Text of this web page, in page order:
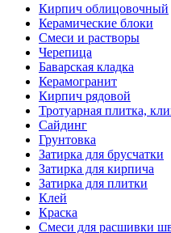
Кирпич облицовочный
Керамические блоки
Смеси и растворы
Черепица
Баварская кладка
Керамогранит
Кирпич рядовой
Тротуарная плитка,
Сайдинг
Грунтовка
Затирка для брусчатки
Затирка для кирпича
Затирка для плитки
Клей
Краска
Смеси для расшивки